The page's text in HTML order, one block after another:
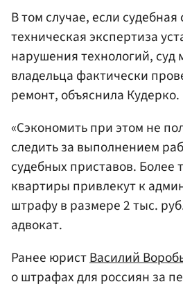
В том случае, если
техническая экспертиза
нарушения технологий, суд
владельца фактически
ремонт, объяснила Кудерко.
«Сэкономить при этом не
следить за выполнением
судебных приставов. Более
квартиры привлекут к
штрафу в размере 2 тыс.
адвокат.
Ранее юристВасилий
о штрафах для россиян за